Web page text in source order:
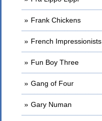
Frank Chickens
French Impressionists
Fun Boy Three
Gang of Four
Gary Numan